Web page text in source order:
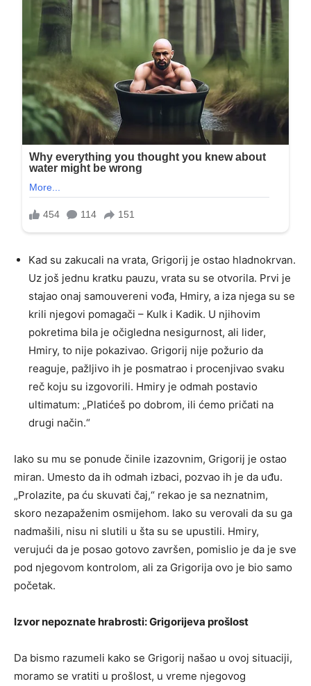
Kad su zakucali na vrata, Grigorij je ostao hladnokrvan.
Uz još jednu kratku pauzu, vrata su se otvorila. Prvi je
stajao onaj samouvereni vođa, Hmiry, a iza njega su se
krili njegovi pomagači – Kulk i Kadik. U njihovim
pokretima bila je očigledna nesigurnost, ali lider,
Hmiry, to nije pokazivao. Grigorij nije požurio da
reaguje, pažljivo ih je posmatrao i procenjivao svaku
reč koju su izgovorili. Hmiry je odmah postavio
ultimatum: „Platićeš po dobrom, ili ćemo pričati na
drugi način.“
Iako su mu se ponude činile izazovnim, Grigorij je ostao
miran. Umesto da ih odmah izbaci, pozvao ih je da uđu.
„Prolazite, pa ću skuvati čaj,“ rekao je sa neznatnim,
skoro nezapaženim osmijehom. Iako su verovali da su ga
nadmašili, nisu ni slutili u šta su se upustili. Hmiry,
verujući da je posao gotovo završen, pomislio je da je sve
pod njegovom kontrolom, ali za Grigorija ovo je bio samo
početak.
Izvor nepoznate hrabrosti: Grigorijeva prošlost
Da bismo razumeli kako se Grigorij našao u ovoj situaciji,
moramo se vratiti u prošlost, u vreme njegovog